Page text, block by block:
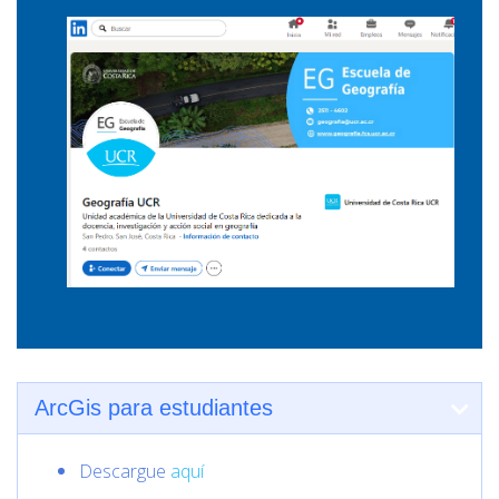
ArcGis para estudiantes
Descargue aquí